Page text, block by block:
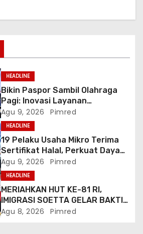
HEADLINE
Bikin Paspor Sambil Olahraga
Pagi: Inovasi Layanan
“Pasporia” Imigrasi Banda Aceh
Buat CFD Makin Ceria
Agu 9, 2026 Pimred
HEADLINE
19 Pelaku Usaha Mikro Terima
Sertifikat Halal, Perkuat Daya
Saing Produk Lokal
Agu 9, 2026 Pimred
HEADLINE
MERIAHKAN HUT KE-81 RI,
IMIGRASI SOETTA GELAR BAKTI
SOSIAL DAN HADIRKAN LAYANAN
Agu 8, 2026 Pimred